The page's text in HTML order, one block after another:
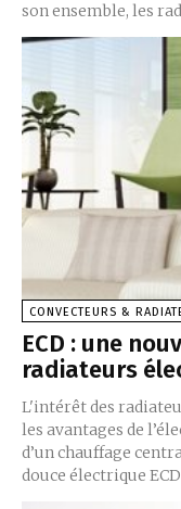
son ensemble, les
CONVECTEURS &
ECD : une
radiateurs
L'intérêt des
les avantages de
d’un chauffage
douce électrique